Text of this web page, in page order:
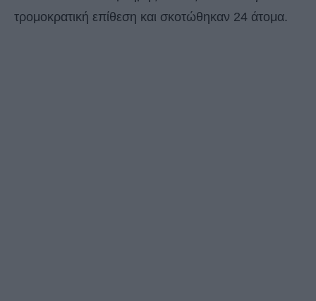
τρομοκρατική επίθεση και σκοτώθηκαν 24 άτομα.